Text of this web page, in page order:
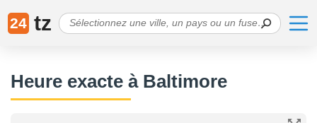
24 tz
Heure exacte à Baltimore